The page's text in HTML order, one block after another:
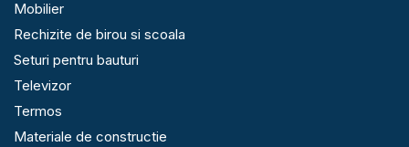
Mobilier
Rechizite de birou si scoala
Seturi pentru bauturi
Televizor
Termos
Materiale de constructie